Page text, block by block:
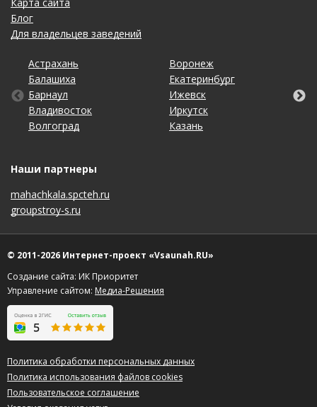
Блог
Для владельцев заведений
Астрахань
Балашиха
Барнаул
Владивосток
Волгоград
Воронеж
Екатеринбург
Ижевск
Иркутск
Казань
Калининград
Кемерово
Киров
Краснодар
Красноярск
Липецк
Москва
Набережные Челны
Нижний Новгород
Новосибирск
Омск
Оренбург
Пенза
Пермь
Ростов-на-Дону
Рязань
Самара
Санкт-Петербург
Саратов
Ставрополь
Тольятти
Томск
Тула
Тюмень
Ульяновск
Уфа
Хабаровск
Чебоксары
Челябинск
Ярославль
Наши партнеры
mahachkala.spcteh.ru
groupstroy-s.ru
© 2011-2026 Интернет-проект «Vsaunah.RU»
Создание сайта: ИК Приоритет
Управление сайтом: Медиа-Решения
Политика обработки персональных данных
Политика использования файлов cookies
Пользовательское соглашение